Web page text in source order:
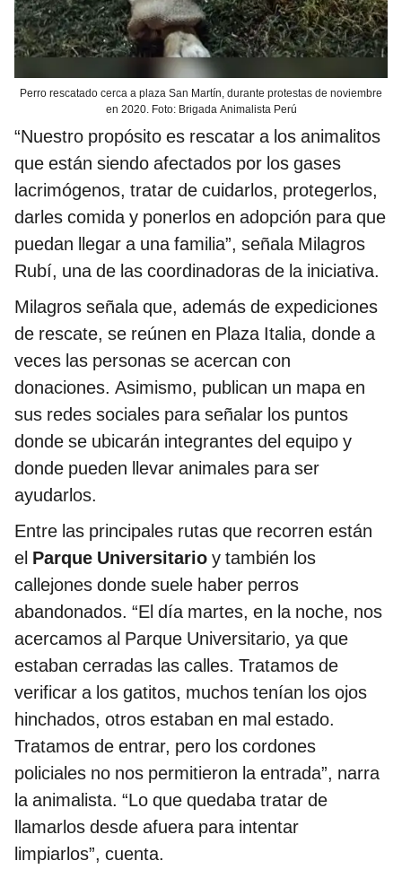
Perro rescatado cerca a plaza San Martín, durante protestas de noviembre
en 2020. Foto: Brigada Animalista Perú
“Nuestro propósito es rescatar a los animalitos
que están siendo afectados por los gases
lacrimógenos, tratar de cuidarlos, protegerlos,
darles comida y ponerlos en adopción para que
puedan llegar a una familia”, señala Milagros
Rubí, una de las coordinadoras de la iniciativa.
Milagros señala que, además de expediciones
de rescate, se reúnen en Plaza Italia, donde a
veces las personas se acercan con
donaciones. Asimismo, publican un mapa en
sus redes sociales para señalar los puntos
donde se ubicarán integrantes del equipo y
donde pueden llevar animales para ser
ayudarlos.
Entre las principales rutas que recorren están
el Parque Universitario y también los
callejones donde suele haber perros
abandonados. “El día martes, en la noche, nos
acercamos al Parque Universitario, ya que
estaban cerradas las calles. Tratamos de
verificar a los gatitos, muchos tenían los ojos
hinchados, otros estaban en mal estado.
Tratamos de entrar, pero los cordones
policiales no nos permitieron la entrada”, narra
la animalista. “Lo que quedaba tratar de
llamarlos desde afuera para intentar
limpiarlos”, cuenta.